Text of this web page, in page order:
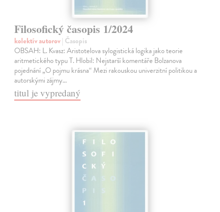
Filosofický časopis 1/2024
kolektív autorov| Časopis
OBSAH: L. Kvasz: Aristotelova sylogistická logika jako teorie
aritmetického typu T. Hlobil: Nejstarší komentáře Bolzanova
pojednání „O pojmu krásna“ Mezi rakouskou univerzitní politikou a
autorskými zájmy…
titul je vypredaný